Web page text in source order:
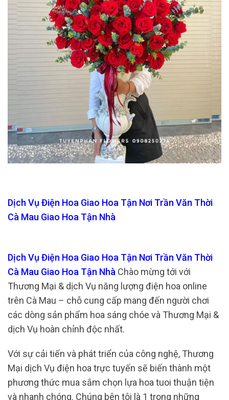
Dịch Vụ Điện Hoa Giao Hoa Tận Nơi Trần Văn Thời
Cà Mau Giao Hoa Tận Nhà
Dịch Vụ Điện Hoa Giao Hoa Tận Nơi Trần Văn Thời
Cà Mau Giao Hoa Tận Nhà Chào mừng tới với
Thương Mại & dịch Vụ năng lượng điện hoa online
trên Cà Mau – chỗ cung cấp mang đến người chơi
các dòng sản phẩm hoa sáng chóe và Thương Mại &
dịch Vụ hoàn chỉnh độc nhất.
Với sự cải tiến và phát triển của công nghệ, Thương
Mại dịch Vụ điện hoa trực tuyến sẽ biến thành một
phương thức mua sắm chọn lựa hoa tuoi thuận tiện
và nhanh chóng. Chúng bên tôi là 1 trong những